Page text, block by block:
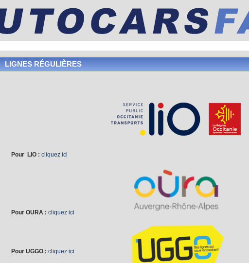
LIGNES RÉGULIÈRES
Pour LIO : cliquez ici
Pour OURA : cliquez ici
Pour UGGO : cliquez ici